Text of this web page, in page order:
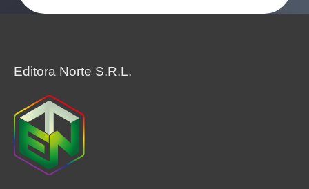
Editora Norte S.R.L.